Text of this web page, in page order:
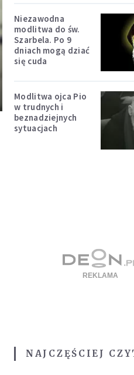
Niezawodna
modlitwa do św.
Szarbela. Po 9
dniach mogą dziać
się cuda
Modlitwa ojca Pio
w trudnych i
beznadziejnych
sytuacjach
NAJCZĘŚCIEJ